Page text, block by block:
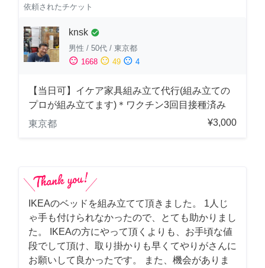
依頼されたチケット
knsk check_circle
男性 / 50代 / 東京都
sentiment_satisfied 1668 sentiment_neutral 49 sentiment_dissatisfied 4
【当日可】イケア家具組み立て代行(組み立ての
プロが組み立てます)＊ワクチン3回目接種済み
東京都
¥3,000
IKEAのベッドを組み立てて頂きました。 1人じ
ゃ手も付けられなかったので、とても助かりまし
た。 IKEAの方にやって頂くよりも、お手頃な値
段でして頂け、取り掛かりも早くてやりがさんに
お願いして良かったです。 また、機会がありま